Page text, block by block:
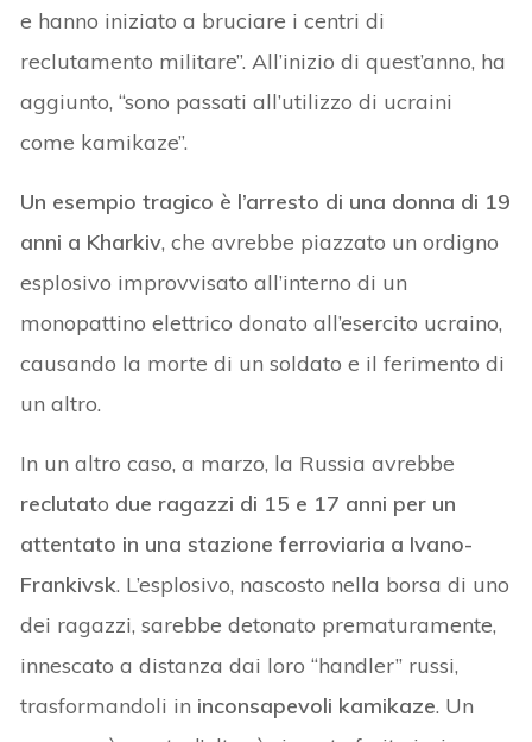
e hanno iniziato a bruciare i centri di
reclutamento militare”. All’inizio di quest’anno, ha
aggiunto, “sono passati all’utilizzo di ucraini
come kamikaze”.
Un esempio tragico è l’arresto di una donna di 19
anni a Kharkiv, che avrebbe piazzato un ordigno
esplosivo improvvisato all’interno di un
monopattino elettrico donato all’esercito ucraino,
causando la morte di un soldato e il ferimento di
un altro.
In un altro caso, a marzo, la Russia avrebbe
reclutato due ragazzi di 15 e 17 anni per un
attentato in una stazione ferroviaria a Ivano-
Frankivsk. L’esplosivo, nascosto nella borsa di uno
dei ragazzi, sarebbe detonato prematuramente,
innescato a distanza dai loro “handler” russi,
trasformandoli in inconsapevoli kamikaze. Un